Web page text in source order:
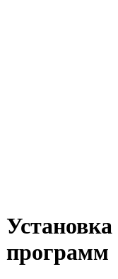
программ